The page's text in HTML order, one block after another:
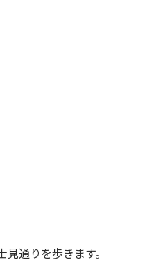
通りを歩きます。